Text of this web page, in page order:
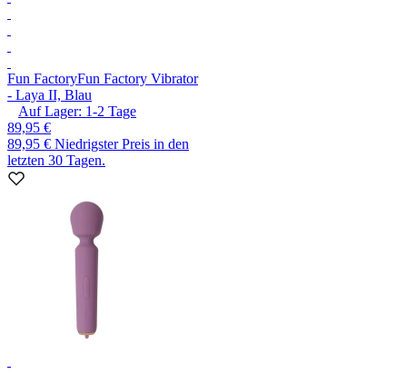
Fun FactoryFun Factory Vibrator
- Laya II, Blau
Auf Lager: 1-2 Tage
89,95 €
89,95 € Niedrigster Preis in den
letzten 30 Tagen.